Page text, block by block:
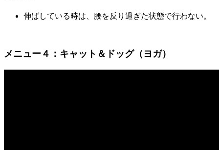
伸ばしている時は、腰を反り過ぎた状態で行わない。
メニュー４：キャット＆ドッグ（ヨガ）